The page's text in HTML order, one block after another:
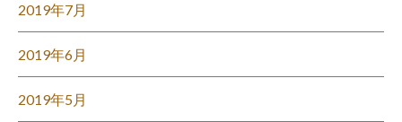
2019年7月
2019年6月
2019年5月